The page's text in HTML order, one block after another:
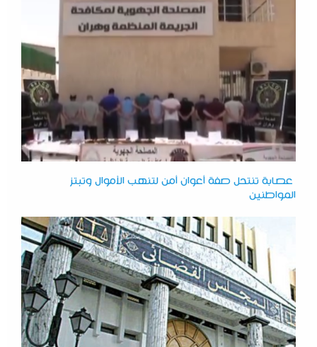
عصابة تنتحل صفة أعوان أمن لتنهب الأموال وتبتز
المواطنين